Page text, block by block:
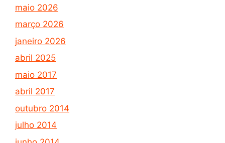
maio 2026
março 2026
janeiro 2026
abril 2025
maio 2017
abril 2017
outubro 2014
julho 2014